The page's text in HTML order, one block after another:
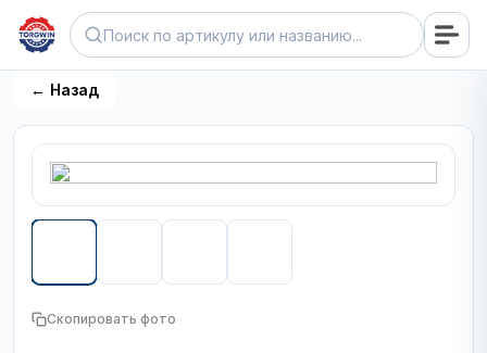
← Назад
Скопировать фото